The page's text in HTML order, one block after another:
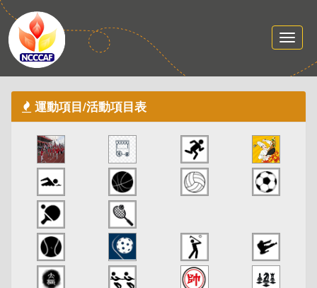
運動項目/活動項目表